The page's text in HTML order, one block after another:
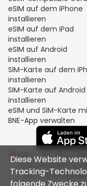
eSIM auf dem iPhone
installieren
eSIM auf dem iPad
installieren
eSIM auf Android
installieren
SIM-Karte auf dem
installieren
SIM-Karte auf Android
installieren
eSIM und SIM-Karte
BNE-App verwalten
Unit C, 8/F, King
Tong, Kowloon,
2017-2026
Diese Website
Tracking-